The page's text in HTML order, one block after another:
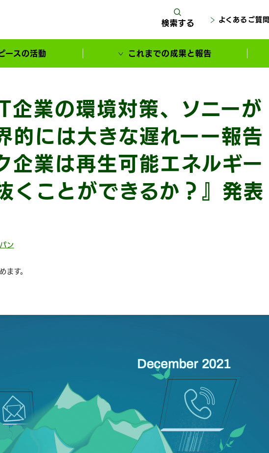
検索する よくあるご質問
ースの活動 これまでの成果と報告
企業の環境対策、ソニーが
的には大きな遅れーー報告
企業は再生可能エネルギー
くことができるか？』発表
ン
ます。